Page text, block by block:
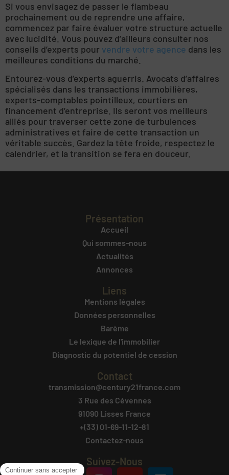
Si vous envisagez de passer le flambeau
prochainement ou de reprendre une affaire,
commencez par faire évaluer votre structure actuelle
avec lucidité. Vous pouvez d’ailleurs consulter nos
conseils d’experts pour vendre votre agence dans les
meilleures conditions du marché.
Entourez-vous d’experts aguerris. Avocats d’affaires
spécialisés dans les transactions immobilières,
experts-comptables pointilleux, courtiers en
financement d’entreprise. Ils seront vos meilleurs
alliés pour traverser cette zone de turbulences
administratives et faire de cette transaction un
véritable succès. Gardez la tête froide, respectez le
calendrier, et la transition se fera en douceur.
Présentation
Accueil
Qui sommes-nous
Actualités
Annonces
Liens
Mentions légales
Données personnelles
Barème
Le lexique de l'immobilier
Diagnostic du potentiel de cession
Contact
transmission@century21france.com
3 Rue des Cévennes
91090 Lisses France
+(33) 01-69-11-12-81
Contactez-nous
Suivez-Nous